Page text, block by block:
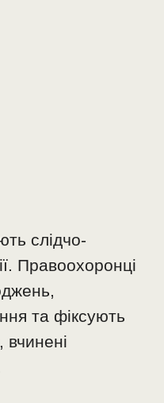
слідчо-
Правоохоронці
та фіксують
вчинені